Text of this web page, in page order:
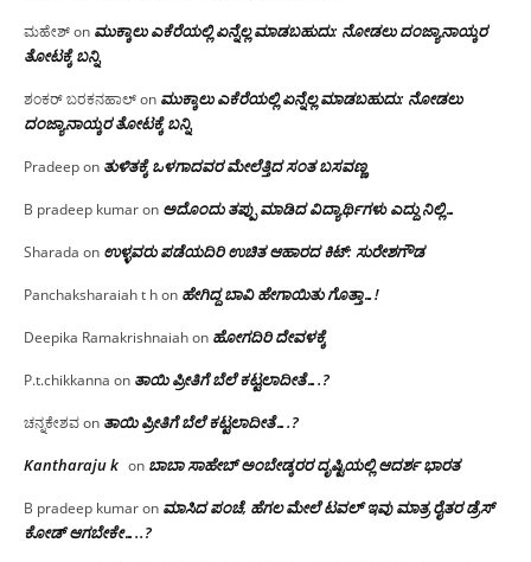
ಮಹೇಶ್on ಮುಕ್ಕಾಲು ಎಕೆರೆಯಲ್ಲಿ ಏನ್ನೆಲ್ಲ‌ ಮಾಡಬಹುದು: ನೋಡಲು ದಂಜ್ಯಾನಾಯ್ಕರ
ತೋಟಕ್ಕೆ ಬನ್ನಿ
ಶಂಕರ್ ಬರಕನಹಾಲ್on ಮುಕ್ಕಾಲು ಎಕೆರೆಯಲ್ಲಿ ಏನ್ನೆಲ್ಲ‌ ಮಾಡಬಹುದು: ನೋಡಲು
ದಂಜ್ಯಾನಾಯ್ಕರ ತೋಟಕ್ಕೆ ಬನ್ನಿ
Pradeepon ತುಳಿತಕ್ಕೆ ಒಳಗಾದವರ ಮೇಲೆತ್ತಿದ ಸಂತ ಬಸವಣ್ಣ
B pradeep kumaron ಅದೊಂದು ತಪ್ಪು ಮಾಡಿದ ವಿದ್ಯಾರ್ಥಿಗಳು ಎದ್ದು ನಿಲ್ಲಿ…
Sharada on ಉಳ್ಳವರು ಪಡೆಯದಿರಿ ಉಚಿತ ಆಹಾರದ ಕಿಟ್: ಸುರೇಶಗೌಡ
Panchaksharaiah t hon ಹೇಗಿದ್ದ ಬಾವಿ ಹೇಗಾಯಿತು ಗೊತ್ತಾ…!
Deepika Ramakrishnaiahon ಹೋಗದಿರಿ ದೇವಳಕ್ಕೆ
P.t.chikkanna on ತಾಯಿ ಪ್ರೀತಿಗೆ ಬೆಲೆ ಕಟ್ಟಲಾದೀತೆ….?
ಚನ್ನಕೇಶವon ತಾಯಿ ಪ್ರೀತಿಗೆ ಬೆಲೆ ಕಟ್ಟಲಾದೀತೆ….?
Kantharaju k on ಬಾಬಾ ಸಾಹೇಬ್ ಅಂಬೇಡ್ಕರರ ದೃಷ್ಟಿಯಲ್ಲಿ ಆದರ್ಶ ಭಾರತ
B pradeep kumaron ಮಾಸಿದ ಪಂಚೆ, ಹೆಗಲ ಮೇಲೆ ಟವಲ್‌ ಇವು ಮಾತ್ರ ರೈತರ ಡ್ರೆಸ್‌
ಕೋಡ್ ಆಗಬೇಕೇ…..?‌